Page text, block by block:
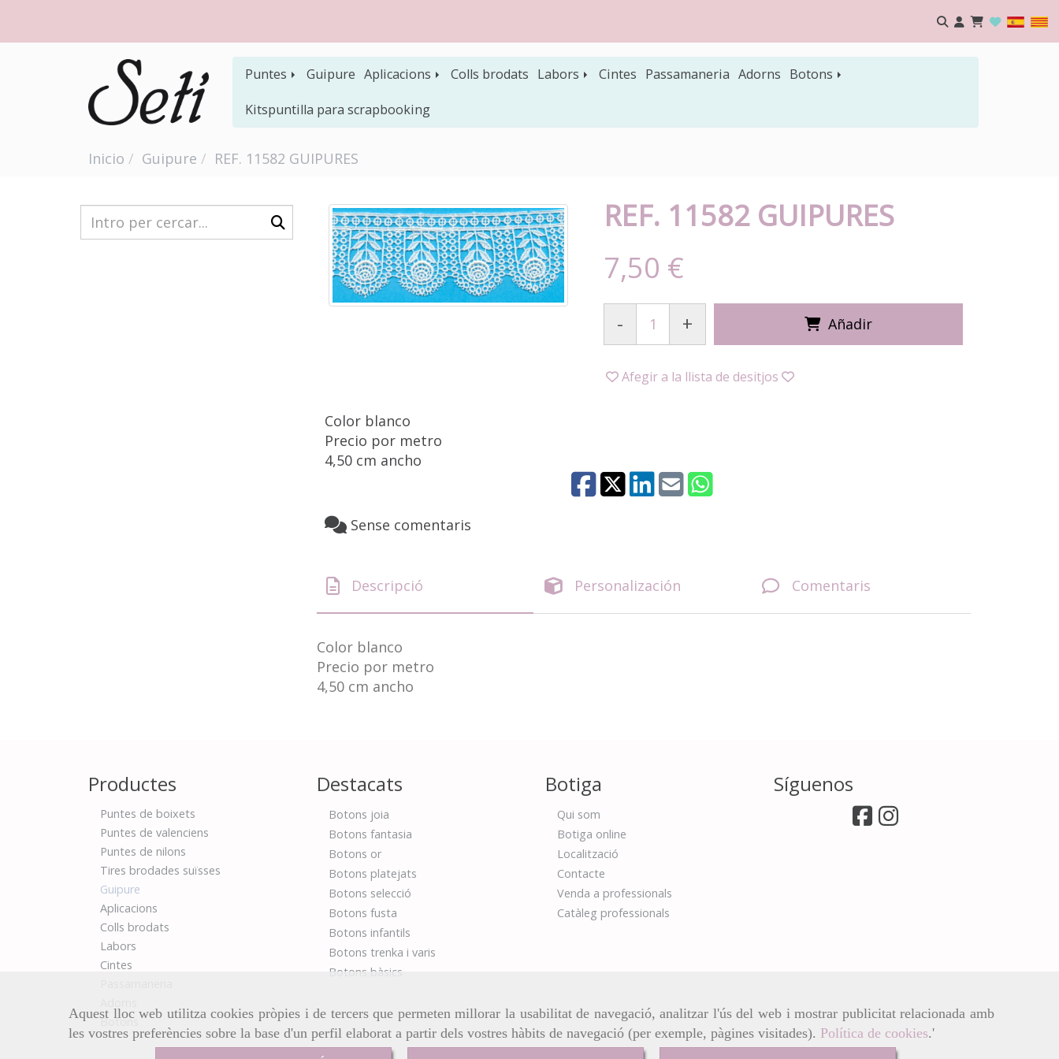
Aquest lloc web utilitza cookies pròpies i de tercers que permeten millorar la usabilitat de navegació, analitzar l'ús del web i mostrar publicitat relacionada amb
les vostres preferències sobre la base d'un perfil elaborat a partir dels vostres hàbits de navegació (per exemple, pàgines visitades). Política de cookies.'
Puntes Guipure Aplicacions Colls brodats Labors Cintes Passamaneria Adorns Botons
Kitspuntilla para scrapbooking
Inicio Guipure REF. 11582 GUIPURES
REF. 11582 GUIPURES
7,50 €
- + Añadir
Afegir a la llista de desitjos
Color blanco
Precio por metro
4,50 cm ancho
Sense comentaris
Descripció Personalización Comentaris
Color blanco
Precio por metro
4,50 cm ancho
Productes
Puntes de boixets
Puntes de valenciens
Puntes de nilons
Tires brodades suïsses
Guipure
Aplicacions
Colls brodats
Labors
Cintes
Botons
Destacats
Botons joia
Botons fantasia
Botons or
Botons platejats
Botons selecció
Botons fusta
Botons infantils
Botons trenka i varis
Botons bàsics
Botiga
Qui som
Botiga online
Localització
Contacte
Venda a professionals
Catàleg professionals
Síguenos